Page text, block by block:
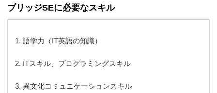
ブリッジSEに必要なスキル
1. 語学力（IT英語の知識）
2. ITスキル、プログラミングスキル
3. 異文化コミュニケーションスキル